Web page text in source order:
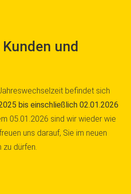
und
befindet sich
bis einschließlich 02.01.2026
05.01.2026 sind wir wieder wie
uns darauf, Sie im neuen
zu dürfen.